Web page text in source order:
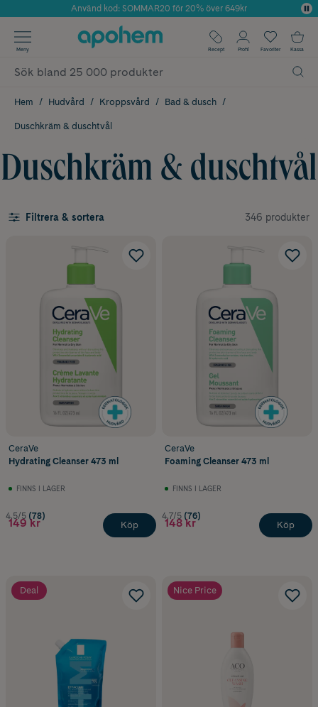
Årets Butik 2025 inom Skönhet
Använd kod: SOMMAR20 för 20% över 649kr
✓ Fri frakt
✓ Poäng på alla köp*
Meny Recept Profil Favoriter Kassa
Hem Hudvård Kroppsvård Bad & dusch
Duschkräm & duschtvål
Duschkräm & duschtvål
Filtrera & sortera 346 produkter
CeraVe
Hydrating Cleanser 473 ml
FINNS I LAGER
4.5/5 (78)
149 kr Köp
CeraVe
Foaming Cleanser 473 ml
FINNS I LAGER
4.7/5 (76)
148 kr Köp
Deal Nice Price